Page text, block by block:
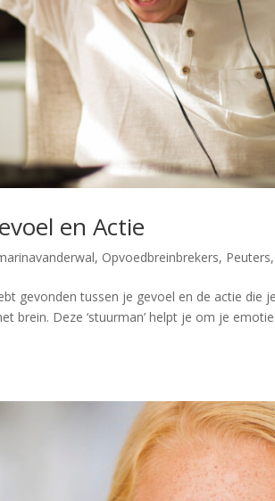
en Actie
, Opvoedbreinbrekers, Peuters,
gevonden tussen je gevoel en de actie die
brein. Deze ‘stuurman’ helpt je om je